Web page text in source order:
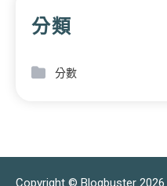
分類
分數
Copyright © Blogbuster 2026